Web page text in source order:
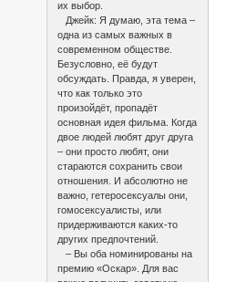
их выбор.
Джейк: Я думаю, эта тема –
одна из самых важных в
современном обществе.
Безусловно, её будут
обсуждать. Правда, я уверен,
что как только это
произойдёт, пропадёт
основная идея фильма. Когда
двое людей любят друг друга
– они просто любят, они
стараются сохранить свои
отношения. И абсолютно не
важно, гетеросексуалы они,
гомосексуалисты, или
придерживаются каких-то
других предпочтений.
– Вы оба номинированы на
премию «Оскар». Для вас